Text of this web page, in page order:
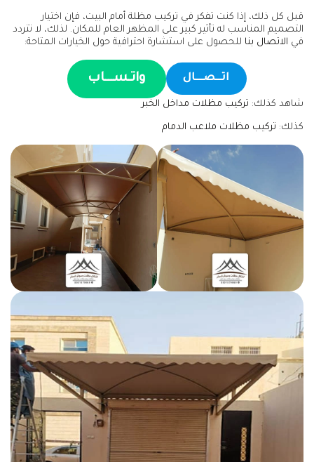
قبل كل ذلك، إذا كنت تفكر في تركيب مظلة أمام البيت، فإن اختيار
التصميم المناسب له تأثير كبير على المظهر العام للمكان. لذلك، لا تتردد
في الاتصال بنا للحصول على استشارة احترافية حول الخيارات المتاحة:
اتـــصــــال واتـســـاب
شاهد كذلك: تركيب مظلات مداخل الخبر
كذلك: تركيب مظلات ملاعب الدمام